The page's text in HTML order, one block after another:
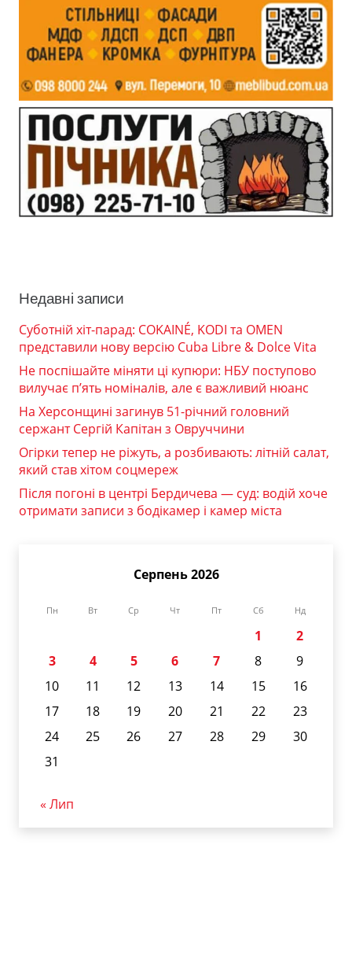
Недавні записи
Суботній хіт-парад: COKAINÉ, KODI та OMEN
представили нову версію Cuba Libre & Dolce Vita
Не поспішайте міняти ці купюри: НБУ поступово
вилучає п’ять номіналів, але є важливий нюанс
На Херсонщині загинув 51-річний головний
сержант Сергій Капітан з Овруччини
Огірки тепер не ріжуть, а розбивають: літній салат,
який став хітом соцмереж
Після погоні в центрі Бердичева — суд: водій хоче
отримати записи з бодікамер і камер міста
Серпень 2026
Пн Вт Ср Чт Пт Сб Нд
1
2
3
4 5 6 7 8
9
10
11 12 13 14 15
16
17
18 19 20 21 22
23
24
25 26 27 28 29
30
31
« Лип